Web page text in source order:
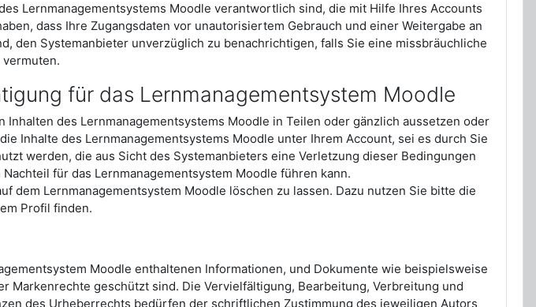
Lernmanagementsystems Moodle verantwortlich sind, die mit Hilfe Ihres Accounts
dass Ihre Zugangsdaten vor unautorisiertem Gebrauch und einer Weitergabe an
den Systemanbieter unverzüglich zu benachrichtigen, falls Sie eine missbräuchliche
für das Lernmanagementsystem Moodle
Inhalten des Lernmanagementsystems Moodle in Teilen oder gänzlich aussetzen oder
Inhalte des Lernmanagementsystems Moodle unter Ihrem Account, sei es durch Sie
werden, die aus Sicht des Systemanbieters eine Verletzung dieser Bedingungen
für das Lernmanagementsystem Moodle führen kann.
dem Lernmanagementsystem Moodle löschen zu lassen. Dazu nutzen Sie bitte die
Profil finden.
Moodle enthaltenen Informationen, und Dokumente wie beispielsweise
Markenrechte geschützt sind. Die Vervielfältigung, Bearbeitung, Verbreitung und
des Urheberrechts bedürfen der schriftlichen Zustimmung des jeweiligen Autors